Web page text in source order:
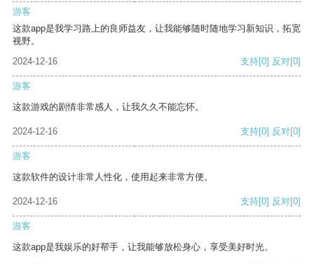
游客
这款app是我学习路上的良师益友，让我能够随时随地学习新知识，拓宽
视野。
2024-12-16
支持[0] 反对[0]
游客
这款游戏的剧情非常感人，让我久久不能忘怀。
2024-12-16 支持[0] 反对[0]
游客
这款软件的设计非常人性化，使用起来非常方便。
2024-12-16 支持[0] 反对[0]
游客
这款app是我娱乐的好帮手，让我能够放松身心，享受美好时光。